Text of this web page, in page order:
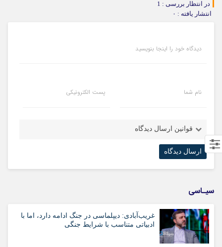
در انتظار بررسی : 1
انتشار یافته : ۰
دیدگاه خود را اینجا بنویسید
نام شما پست الکترونیکی
قوانین ارسال دیدگاه
سیـاسی
غریب‌آبادی: دیپلماسی در جنگ ادامه دارد، اما با
ادبیاتی متناسب با شرایط جنگی